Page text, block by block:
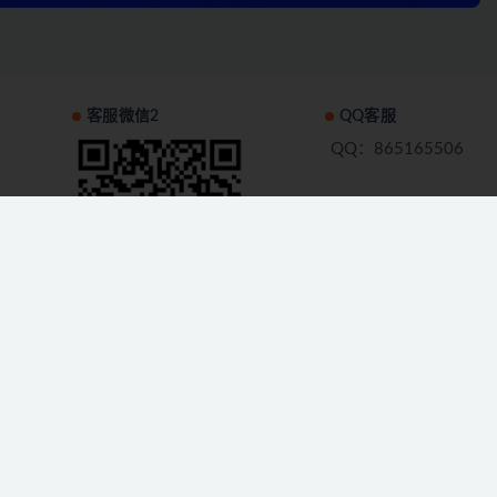
客服微信2 QQ客服
QQ：865165506